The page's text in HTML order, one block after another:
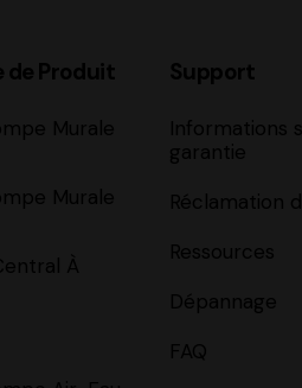
de Produit
Murale
Murale
À
Support
Informations
garantie
Réclamation
Ressources
Dépannage
FAQ